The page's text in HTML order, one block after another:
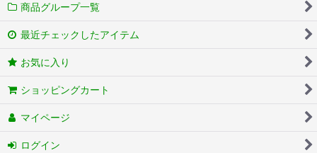
商品グループ一覧
最近チェックしたアイテム
お気に入り
ショッピングカート
マイページ
ログイン